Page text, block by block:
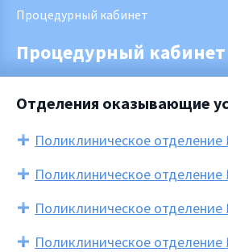
Процедурный кабинет
Процедурный кабинет
Отделения оказывающие
Поликлиническое отделение
Поликлиническое
Поликлиническое
Поликлиническое